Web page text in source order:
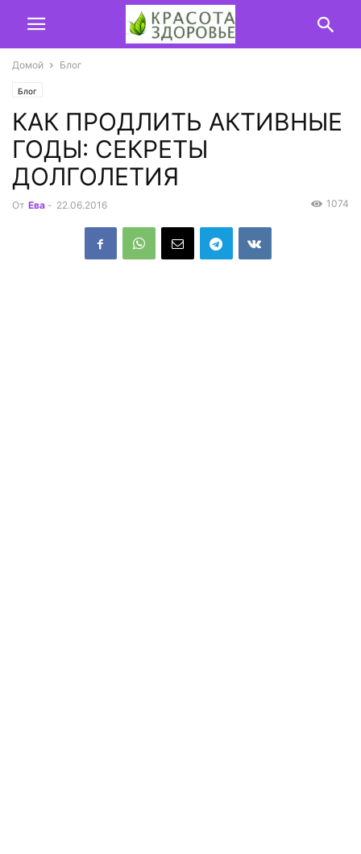
Домой Блог
Блог
КАК ПРОДЛИТЬ АКТИВНЫЕ
ГОДЫ: СЕКРЕТЫ
ДОЛГОЛЕТИЯ
От Ева - 22.06.2016 1074